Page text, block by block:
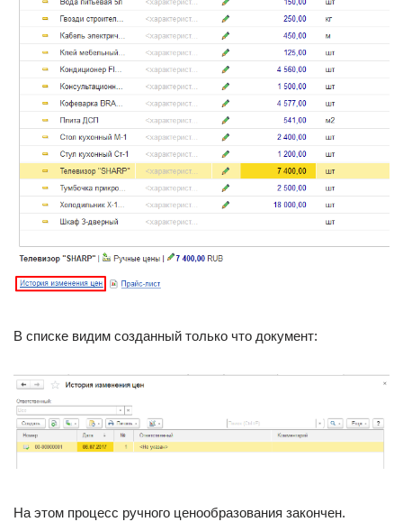
В списке видим созданный только что документ:
На этом процесс ручного ценообразования закончен.